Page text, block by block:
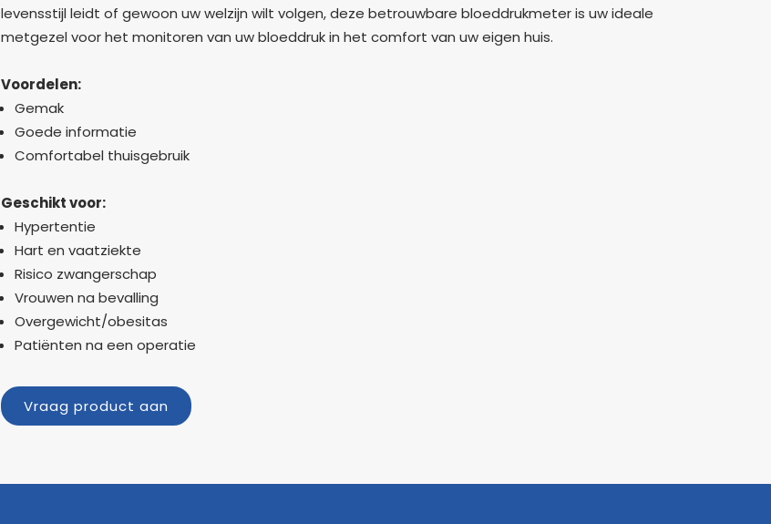
levensstijl leidt of gewoon uw welzijn wilt volgen, deze betrouwbare bloeddrukmeter is uw ideale
metgezel voor het monitoren van uw bloeddruk in het comfort van uw eigen huis.
Voordelen:
Gemak
Goede informatie
Comfortabel thuisgebruik
Geschikt voor:
Hypertentie
Hart en vaatziekte
Risico zwangerschap
Vrouwen na bevalling
Overgewicht/obesitas
Patiënten na een operatie
Vraag product aan